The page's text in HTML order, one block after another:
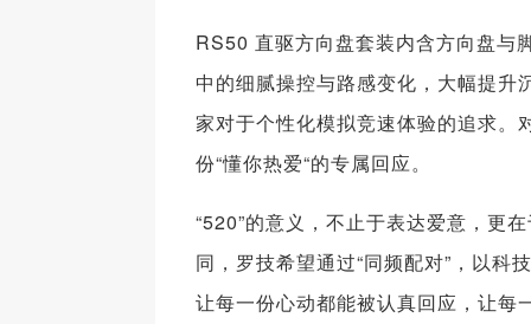
RS50 直驱方向盘套装内含方向盘与
中的细腻操控与路感变化，大幅提
家对于个性化模拟竞速体验的追求。
份“懂你热爱“的专属回应。
“520”的意义，不止于表达爱意，更
同，罗技希望通过“同频配对”，以科
让每一份心动都能被认真回应，让每